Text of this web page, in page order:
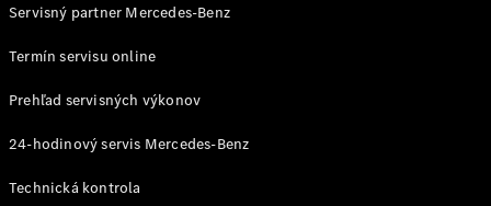
ovládanie
Kvalita
Benz
si termín
Servisný partner Mercedes-Benz
Termín servisu online
Prehľad servisných výkonov
24-hodinový servis Mercedes-Benz
Technická kontrola